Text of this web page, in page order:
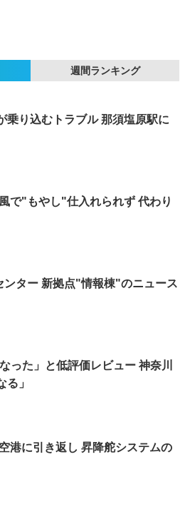
週間ランキング
乗り込むトラブル 那須塩原駅に
で"もやし"仕入れられず 代わり
ター 新拠点"情報棟"のニュース
った」と低評価レビュー 神奈川
」
港に引き返し 昇降舵システムの